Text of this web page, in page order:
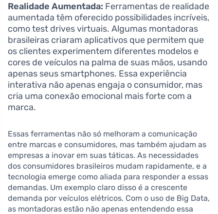
Realidade Aumentada: Ferramentas de realidade
aumentada têm oferecido possibilidades incríveis,
como test drives virtuais. Algumas montadoras
brasileiras criaram aplicativos que permitem que
os clientes experimentem diferentes modelos e
cores de veículos na palma de suas mãos, usando
apenas seus smartphones. Essa experiência
interativa não apenas engaja o consumidor, mas
cria uma conexão emocional mais forte com a
marca.
Essas ferramentas não só melhoram a comunicação
entre marcas e consumidores, mas também ajudam as
empresas a inovar em suas táticas. As necessidades
dos consumidores brasileiros mudam rapidamente, e a
tecnologia emerge como aliada para responder a essas
demandas. Um exemplo claro disso é a crescente
demanda por veículos elétricos. Com o uso de Big Data,
as montadoras estão não apenas entendendo essa